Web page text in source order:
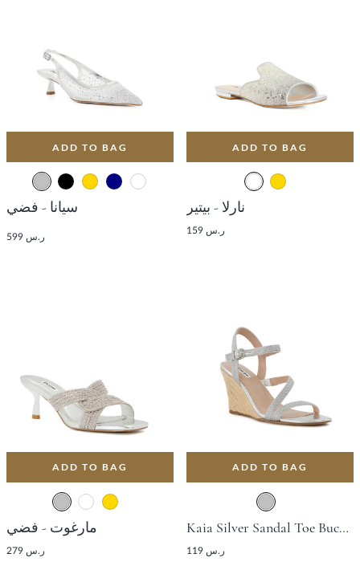
ADD TO BAG
سيانا - فضي
ر.س 599
ADD TO BAG
نارلا - بيتير
ر.س 159
ADD TO BAG
مارغوت - فضي
ر.س 279
ADD TO BAG
Kaia Silver Sandal Toe Buckle Wedges For Women
ر.س 119